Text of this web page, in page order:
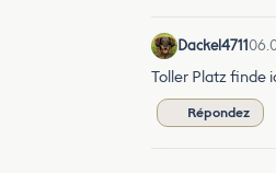
Dackel4711
Toller Platz finde
Répondez